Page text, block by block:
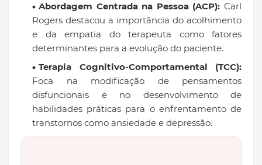
Abordagem Centrada na Pessoa (ACP): Carl
Rogers destacou a importância do acolhimento
e da empatia do terapeuta como fatores
determinantes para a evolução do paciente.
Terapia Cognitivo-Comportamental (TCC):
Foca na modificação de pensamentos
disfuncionais e no desenvolvimento de
habilidades práticas para o enfrentamento de
transtornos como ansiedade e depressão.